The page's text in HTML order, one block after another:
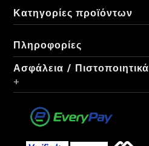
Κατηγορίες προϊόντων
Πληροφορίες
Ασφάλεια / Πιστοποιητικά
+